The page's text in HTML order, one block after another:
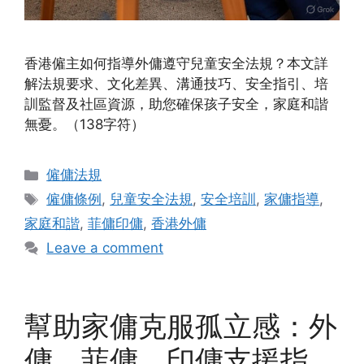
香港僱主如何指導外傭遵守兒童安全法規？本文詳
解法規要求、文化差異、溝通技巧、安全指引、培
訓監督及社區資源，助您確保孩子安全，家庭和諧
無憂。（138字符）
Categories
僱傭法規
Tags
僱傭條例 , 兒童安全法規,安全培訓 , 家傭指導,
家庭和諧, 菲傭印傭, 香港外傭
Leave a comment
幫助家傭克服孤立感：外